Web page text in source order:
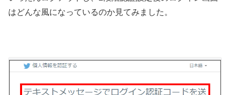
はどんな風になっているのか見てみました。